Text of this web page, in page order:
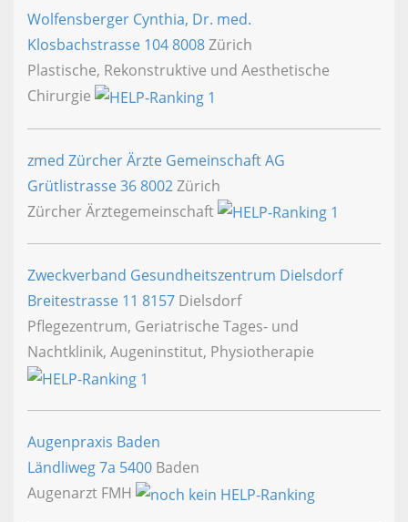
Wolfensberger Cynthia, Dr. med.
Klosbachstrasse 1048008Zürich
Plastische, Rekonstruktive und Aesthetische
Chirurgie
zmed Zürcher Ärzte Gemeinschaft AG
Grütlistrasse 368002Zürich
Zürcher Ärztegemeinschaft
Zweckverband Gesundheitszentrum Dielsdorf
Breitestrasse 11 8157 Dielsdorf
Pflegezentrum, Geriatrische Tages- und
Nachtklinik, Augeninstitut, Physiotherapie
Augenpraxis Baden
Ländliweg 7a 5400 Baden
Augenarzt FMH